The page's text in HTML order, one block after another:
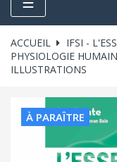
navigation
ACCUEIL
IFSI -
PHYSIOLOGIE
ILLUSTRATIONS
À PARAÎTRE